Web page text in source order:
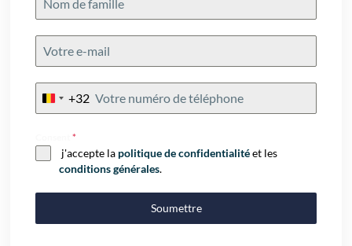
Belgium
+32
Consent*
j'accepte la politique de confidentialitéet les
conditions générales.
Soumettre